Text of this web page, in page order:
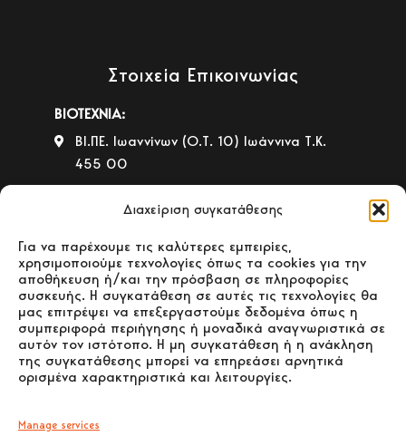
Διαχείριση συγκατάθεσης
Για να παρέχουμε τις καλύτερες εμπειρίες,
χρησιμοποιούμε τεχνολογίες όπως τα cookies για την
αποθήκευση ή/και την πρόσβαση σε πληροφορίες
συσκευής. Η συγκατάθεση σε αυτές τις τεχνολογίες θα
μας επιτρέψει να επεξεργαστούμε δεδομένα όπως η
συμπεριφορά περιήγησης ή μοναδικά αναγνωριστικά σε
αυτόν τον ιστότοπο. Η μη συγκατάθεση ή η ανάκληση
της συγκατάθεσης μπορεί να επηρεάσει αρνητικά
ορισμένα χαρακτηριστικά και λειτουργίες.
Manage services
Στοιχεία Επικοινωνίας
ΒΙΟΤΕΧΝΙΑ:
ΒΙ.ΠΕ. Ιωαννίνων (Ο.Τ. 10) Ιωάννινα Τ.Κ.
455 00
ΚΑΤΑΣΤΗΜΑ ΠΩΛΗΣΗΣ:
4ο χλμ. Παλαιάς Ε.Ο. Ιωαννίνων –
Ηγουμενίτσας Ιωάννινα Τ.Κ. 455 00
+30 26510 30558
+30 26510 32765
E-mail:info@gavrilas-stoves.gr
Ωράριο:Δευτέρα - Τετάρτη -
Τρίτη - Πέμπτη - Παρασκευή: 8:30-14:00